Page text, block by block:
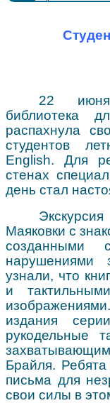
Профсоюз
Доступная
Аллея для
Культура
22 июня
библиотека
распахнула
студентов
English. Для
стенах
день стал
Маяковки с
созданными
нарушениями
узнали, что
и
издания
рукодельные
Брайля.
письма для
свои силы в